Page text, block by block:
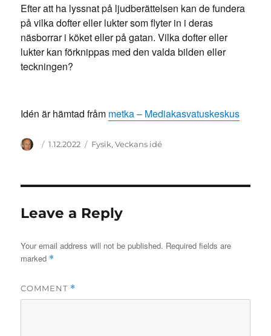
Efter att ha lyssnat på ljudberättelsen kan de fundera
på vilka dofter eller lukter som flyter in i deras
näsborrar i köket eller på gatan. Vilka dofter eller
lukter kan förknippas med den valda bilden eller
teckningen?
Idén är hämtad fråm metka – Mediakasvatuskeskus
Author
Posted
1.12.2022 Categories
Fysik,Veckans idé
Leave a Reply
Your email address will not be published. Required fields are
marked *
COMMENT *